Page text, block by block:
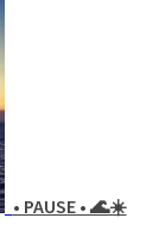
• PAUSE • 🌊☀️